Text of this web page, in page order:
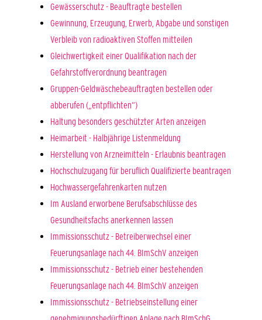
Gewässerschutz - Beauftragte bestellen
Gewinnung, Erzeugung, Erwerb, Abgabe und sonstigen
Verbleib von radioaktiven Stoffen mitteilen
Gleichwertigkeit einer Qualifikation nach der
Gefahrstoffverordnung beantragen
Gruppen-Geldwäschebeauftragten bestellen oder
abberufen („entpflichten“)
Haltung besonders geschützter Arten anzeigen
Heimarbeit - Halbjährige Listenmeldung
Herstellung von Arzneimitteln - Erlaubnis beantragen
Hochschulzugang für beruflich Qualifizierte beantragen
Hochwassergefahrenkarten nutzen
Im Ausland erworbene Berufsabschlüsse des
Gesundheitsfachs anerkennen lassen
Immissionsschutz - Betreiberwechsel einer
Feuerungsanlage nach 44. BImSchV anzeigen
Immissionsschutz - Betrieb einer bestehenden
Feuerungsanlage nach 44. BImSchV anzeigen
Immissionsschutz - Betriebseinstellung einer